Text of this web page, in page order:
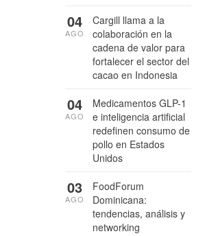
Cargill llama a la
colaboración en la
cadena de valor para
fortalecer el sector del
cacao en Indonesia
04
AGO
Medicamentos GLP-1
e inteligencia artificial
redefinen consumo de
pollo en Estados
Unidos
04
AGO
FoodForum
Dominicana:
tendencias, análisis y
networking
03
AGO